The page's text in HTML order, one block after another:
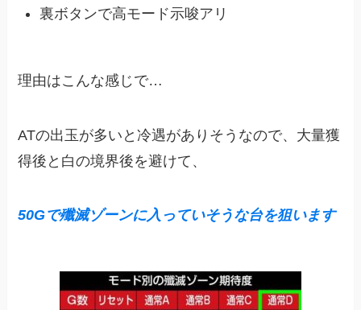
裏ボタンで高モード示唆アリ
理由はこんな感じで…
ATの出玉が多いと冷遇がありそうなので、大量獲
得後と白の境界後を避けて、
50Gで殲滅ゾーンに入っていそうな台を狙います